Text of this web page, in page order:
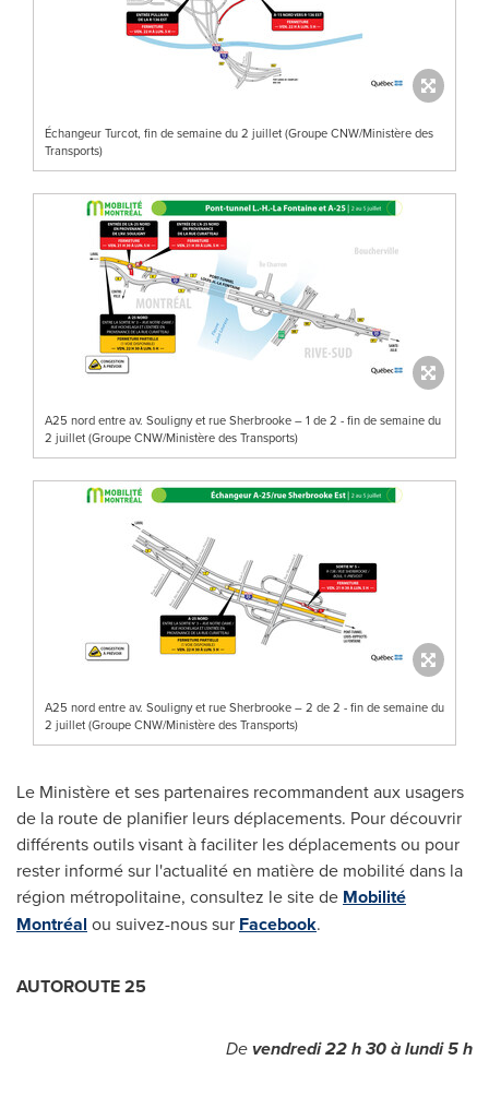
Échangeur Turcot, fin de semaine du 2 juillet (Groupe CNW/Ministère des
Transports)
A25 nord entre av. Souligny et rue Sherbrooke – 1 de 2 - fin de semaine du
2 juillet (Groupe CNW/Ministère des Transports)
A25 nord entre av. Souligny et rue Sherbrooke – 2 de 2 - fin de semaine du
2 juillet (Groupe CNW/Ministère des Transports)
Le Ministère et ses partenaires recommandent aux usagers
de la route de planifier leurs déplacements. Pour découvrir
différents outils visant à faciliter les déplacements ou pour
rester informé sur l'actualité en matière de mobilité dans la
région métropolitaine, consultez le site de Mobilité
Montréal ou suivez-nous sur Facebook.
AUTOROUTE 25
Devendredi 22 h 30 à lundi 5 h